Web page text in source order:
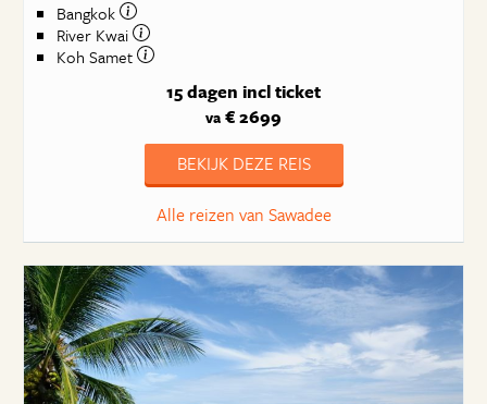
Bangkok
River Kwai
Koh Samet
15 dagen incl ticket
va € 2699
BEKIJK DEZE REIS
Alle reizen van Sawadee